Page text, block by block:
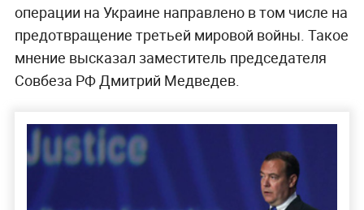
операции на Украине направлено в том числе на
предотвращение третьей мировой войны. Такое
мнение высказал заместитель председателя
Совбеза РФ Дмитрий Медведев.